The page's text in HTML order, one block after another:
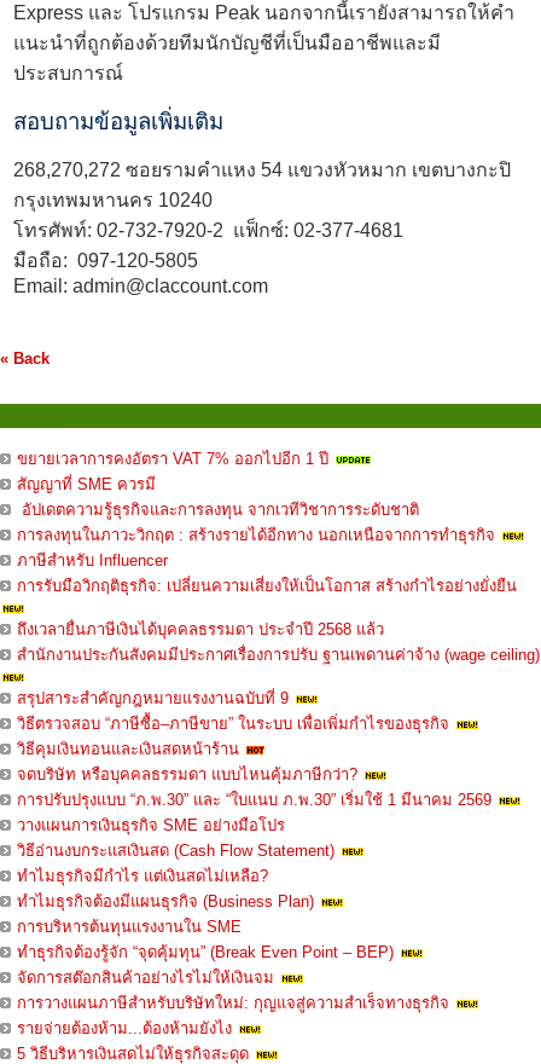
Express และ โปรแกรม Peak นอกจากนี้เรายังสามารถให้คำ
แนะนำที่ถูกต้องด้วยทีมนักบัญชีที่เป็นมืออาชีพและมี
ประสบการณ์
สอบถามข้อมูลเพิ่มเติม
268,270,272 ซอยรามคำแหง 54 แขวงหัวหมาก เขตบางกะปิ
กรุงเทพมหานคร 10240
โทรศัพท์:02-732-7920-2 แฟ็กซ์: 02-377-4681
มือถือ:097-120-5805
Email:admin@claccount.com
« Back
ขยายเวลาการคงอัตรา VAT 7% ออกไปอีก 1 ปี
สัญญาที่ SME ควรมี
อัปเดตความรู้ธุรกิจและการลงทุน จากเวทีวิชาการระดับชาติ
การลงทุนในภาวะวิกฤต : สร้างรายได้อีกทาง นอกเหนือจากการทำธุรกิจ
ภาษีสำหรับ Influencer
การรับมือวิกฤติธุรกิจ: เปลี่ยนความเสี่ยงให้เป็นโอกาส สร้างกำไรอย่างยั่งยืน
ถึงเวลายื่นภาษีเงินได้บุคคลธรรมดา ประจำปี 2568 แล้ว
สำนักงานประกันสังคมมีประกาศเรื่องการปรับ ฐานเพดานค่าจ้าง (wage ceiling)
สรุปสาระสำคัญกฎหมายแรงงานฉบับที่ 9
วิธีตรวจสอบ “ภาษีซื้อ–ภาษีขาย” ในระบบ เพื่อเพิ่มกำไรของธุรกิจ
วิธีคุมเงินทอนและเงินสดหน้าร้าน
จดบริษัท หรือบุคคลธรรมดา แบบไหนคุ้มภาษีกว่า?
การปรับปรุงแบบ “ภ.พ.30” และ “ใบแนบ ภ.พ.30” เริ่มใช้ 1 มีนาคม 2569
วางแผนการเงินธุรกิจ SME อย่างมือโปร
วิธีอ่านงบกระแสเงินสด (Cash Flow Statement)
ทำไมธุรกิจมีกำไร แต่เงินสดไม่เหลือ?
ทำไมธุรกิจต้องมีแผนธุรกิจ (Business Plan)
การบริหารต้นทุนแรงงานใน SME
ทำธุรกิจต้องรู้จัก “จุดคุ้มทุน” (Break Even Point – BEP)
จัดการสต๊อกสินค้าอย่างไรไม่ให้เงินจม
การวางแผนภาษีสำหรับบริษัทใหม่: กุญแจสู่ความสำเร็จทางธุรกิจ
รายจ่ายต้องห้าม...ต้องห้ามยังไง
5 วิธีบริหารเงินสดไม่ให้ธุรกิจสะดุด